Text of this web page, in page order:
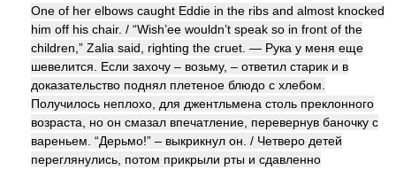
One of her elbows caught Eddie in the ribs and almost knocked
him off his chair. / “Wish’ee wouldn’t speak so in front of the
children,” Zalia said, righting the cruet. — Рука у меня еще
шевелится. Если захочу – возьму, – ответил старик и в
доказательство поднял плетеное блюдо с хлебом.
Получилось неплохо, для джентльмена столь преклонного
возраста, но он смазал впечатление, перевернув баночку с
вареньем. “Дерьмо!” – выкрикнул он. / Четверо детей
переглянулись, потом прикрыли рты и сдавленно